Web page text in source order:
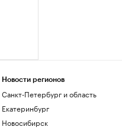
Новости регионов
Санкт-Петербург и область
Екатеринбург
Новосибирск